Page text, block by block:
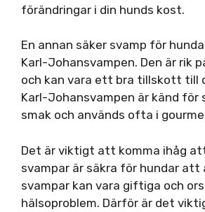
förändringar i din hunds kost.
En annan säker svamp för
Karl-Johansvampen. Den är rik
och kan vara ett bra tillskott till
Karl-Johansvampen är känd för
smak och används ofta i
Det är viktigt att komma ihåg
svampar är säkra för hundar att
svampar kan vara giftiga och
hälsoproblem. Därför är det